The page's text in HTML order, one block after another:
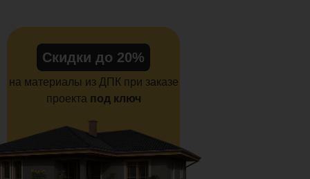
Скидки до 20%
на материалы из ДПК при заказе
проекта под ключ